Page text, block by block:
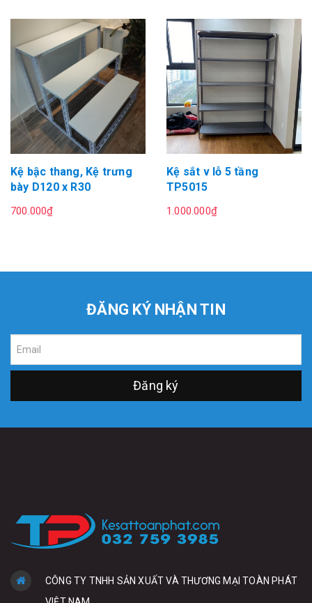
Kệ bậc thang, Kệ trưng
bày D120 x R30
700.000₫
Kệ sắt v lỗ 5 tầng
TP5015
1.000.000₫
ĐĂNG KÝ NHẬN TIN
Đăng ký
CÔNG TY TNHH SẢN XUẤT VÀ THƯƠNG MẠI TOÀN PHÁT